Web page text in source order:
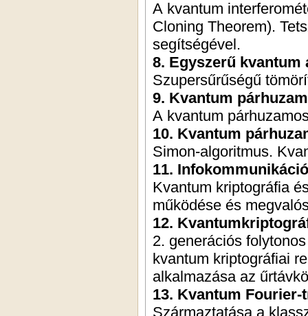
A kvantum
Cloning Theorem).
segítségével.
8. Egyszerű
Szupersűrűségű
9. Kvantum
A kvantum
10. Kvantum
Simon-algoritmus.
11.
Kvantum kriptográfia
működése és
12.
2. generációs
kvantum kriptográfiai
alkalmazása az
13. Kvantum
Származtatása a